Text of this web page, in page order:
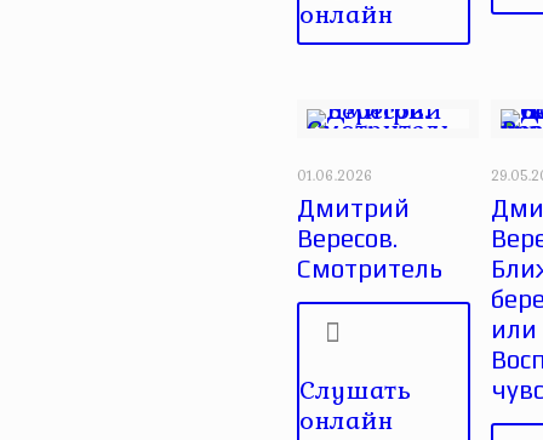
онлайн
01.06.2026
Дмитрий
Вересов.
Смотритель
Слушать
онлайн
или